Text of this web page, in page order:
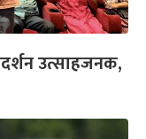
उत्साहजनक,